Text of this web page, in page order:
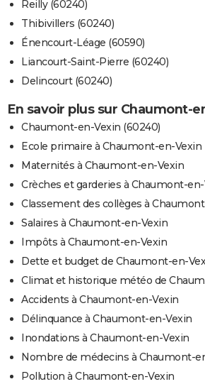
Reilly (60240)
Thibivillers (60240)
Énencourt-Léage (60590)
Liancourt-Saint-Pierre (60240)
Delincourt (60240)
En savoir plus sur Chaumont-
Chaumont-en-Vexin (60240)
Ecole primaire à Chaumont-en-Vexin
Maternités à Chaumont-en-Vexin
Crèches et garderies à Chaumont-
Classement des collèges à
Salaires à Chaumont-en-Vexin
Impôts à Chaumont-en-Vexin
Dette et budget de Chaumont-en-
Climat et historique météo de
Accidents à Chaumont-en-Vexin
Délinquance à Chaumont-en-Vexin
Inondations à Chaumont-en-Vexin
Nombre de médecins à Chaumont-
Pollution à Chaumont-en-Vexin